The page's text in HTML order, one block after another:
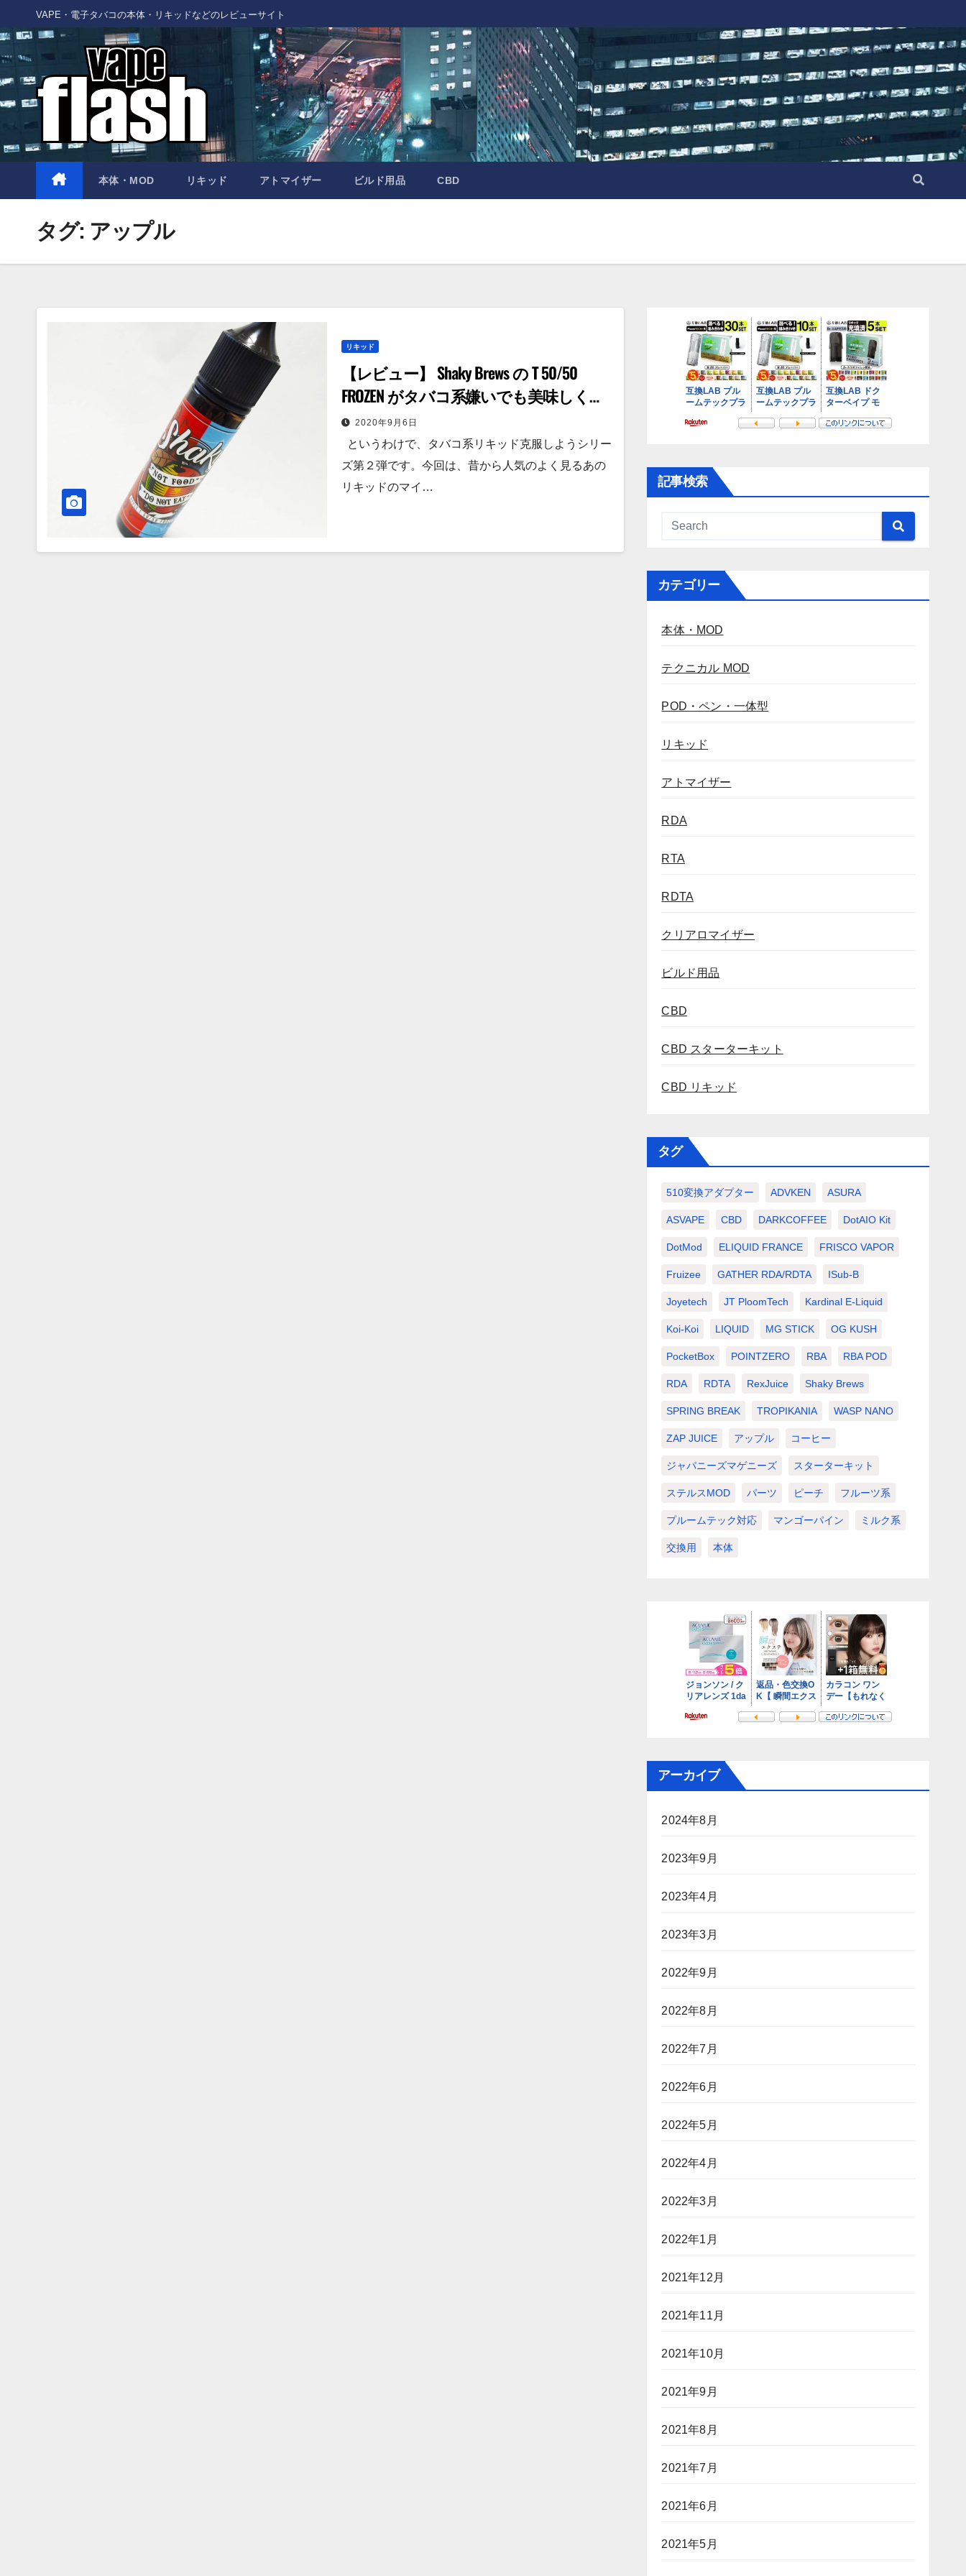
to
content
VAPE・電子タバコの本体・リキッドなどのレビューサイト
本体・MOD リキッド アトマイザー ビルド用品 CBD
タグ: アップル
リキッド
【レビュー】 Shaky Brews の T 50/50
FROZEN がタバコ系嫌いでも美味しく吸
える名盤だった話。
2020年9月6日
というわけで、タバコ系リキッド克服しようシリー
ズ第２弾です。今回は、昔から人気のよく見るあの
リキッドのマイ…
記事検索
カテゴリー
本体・MOD
テクニカル MOD
POD・ペン・一体型
リキッド
アトマイザー
RDA
RTA
RDTA
クリアロマイザー
ビルド用品
CBD
CBD スターターキット
CBD リキッド
タグ
510変換アダプター ADVKEN ASURA
ASVAPE CBD DARKCOFFEE DotAIO Kit
DotMod ELIQUID FRANCE FRISCO VAPOR
Fruizee GATHER RDA/RDTA ISub-B
Joyetech JT PloomTech Kardinal E-Liquid
Koi-Koi LIQUID MG STICK OG KUSH
PocketBox POINTZERO RBA RBA POD
RDA RDTA RexJuice Shaky Brews
SPRING BREAK TROPIKANIA WASP NANO
ZAP JUICE アップル コーヒー
ジャパニーズマゲニーズ スターターキット
ステルスMOD パーツ ピーチ フルーツ系
プルームテック対応 マンゴーパイン ミルク系
交換用 本体
アーカイブ
2024年8月
2023年9月
2023年4月
2023年3月
2022年9月
2022年8月
2022年7月
2022年6月
2022年5月
2022年4月
2022年3月
2022年1月
2021年12月
2021年11月
2021年10月
2021年9月
2021年8月
2021年7月
2021年6月
2021年5月